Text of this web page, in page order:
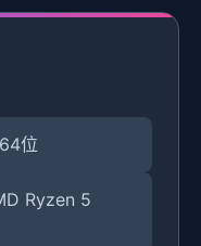
位
Ryzen 5